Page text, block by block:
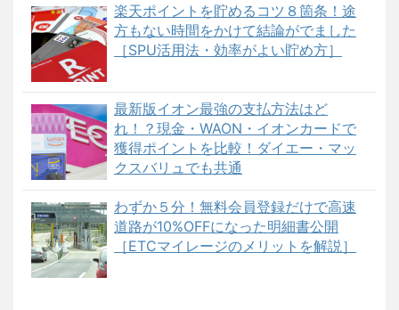
楽天ポイントを貯めるコツ８箇条！途
方もない時間をかけて結論がでました
［SPU活用法・効率がよい貯め方］
最新版イオン最強の支払方法はど
れ！？現金・WAON・イオンカードで
獲得ポイントを比較！ダイエー・マッ
クスバリュでも共通
わずか５分！無料会員登録だけで高速
道路が10%OFFになった明細書公開
［ETCマイレージのメリットを解説］